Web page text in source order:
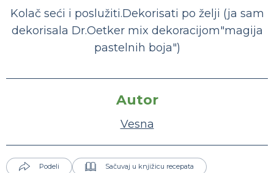
Kolač seći i poslužiti.Dekorisati po želji (ja sam
dekorisala Dr.Oetker mix dekoracijom"magija
pastelnih boja")
Autor
Vesna
Podeli Sačuvaj u knjižicu recepata